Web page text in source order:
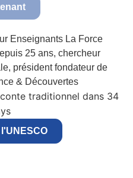
25 ans, chercheur
président fondateur de
& Découvertes
traditionnel dans 34